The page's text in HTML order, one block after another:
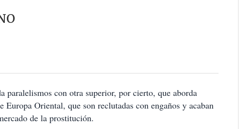
paralelismos con otra superior, por cierto, que aborda
Oriental, que son reclutadas con engaños y acaban
de la prostitución.